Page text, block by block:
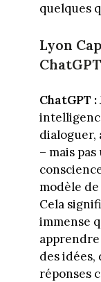
quelques
Lyon
ChatGPT :
dialoguer,
– mais
modèle
Cela
immense
des idées,
réponses